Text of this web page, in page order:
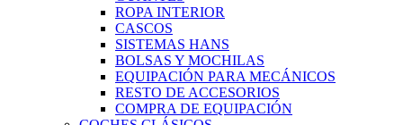
ROPA INTERIOR
CASCOS
SISTEMAS HANS
BOLSAS Y MOCHILAS
EQUIPACIÓN PARA MECÁNICOS
RESTO DE ACCESORIOS
COMPRA DE EQUIPACIÓN